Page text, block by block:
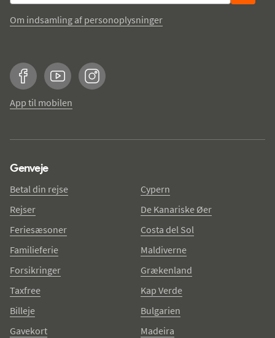
Om indsamling af personoplysninger
FacebookYouTubeInstagram
App til mobilen
Genveje
Betal din rejse
Rejser
Feriesæsoner
Familieferie
Forsikringer
Taxfree
Billeje
Gavekort
Cypern
De Kanariske Øer
Costa del Sol
Maldiverne
Grækenland
Kap Verde
Bulgarien
Madeira